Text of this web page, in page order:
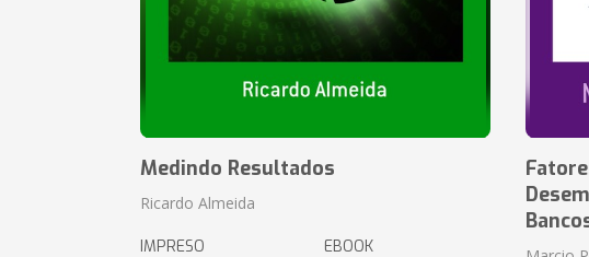
Medindo Resultados
Ricardo Almeida
IMPRESO EBOOK